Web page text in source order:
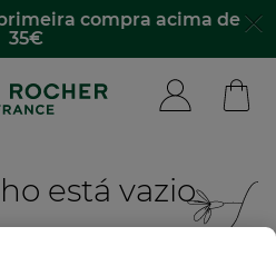
compra acima de
35€
está vazio